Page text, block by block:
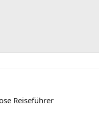
Reiseführer